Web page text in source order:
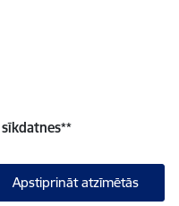
**
Apstiprināt atzīmētās